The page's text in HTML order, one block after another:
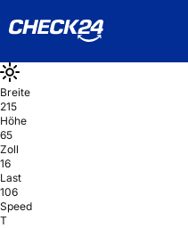
Breite
215
Höhe
65
Zoll
16
Last
106
Speed
T